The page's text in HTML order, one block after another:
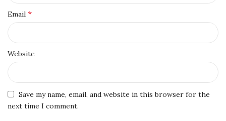
Email *
Website
Save my name, email, and website in this browser for the
next time I comment.